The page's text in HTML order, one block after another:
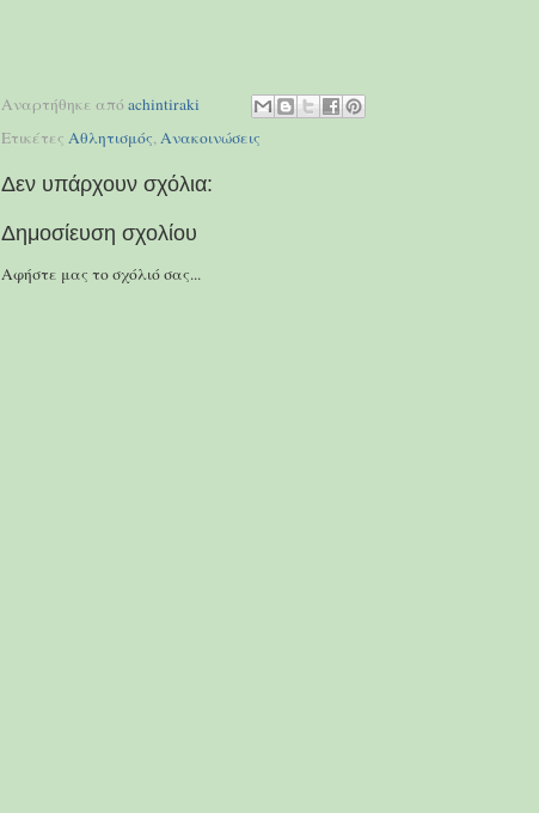
Αναρτήθηκε από achintiraki
Ετικέτες Αθλητισμός,Ανακοινώσεις
Δεν υπάρχουν σχόλια:
Δημοσίευση σχολίου
Αφήστε μας το σχόλιό σας...